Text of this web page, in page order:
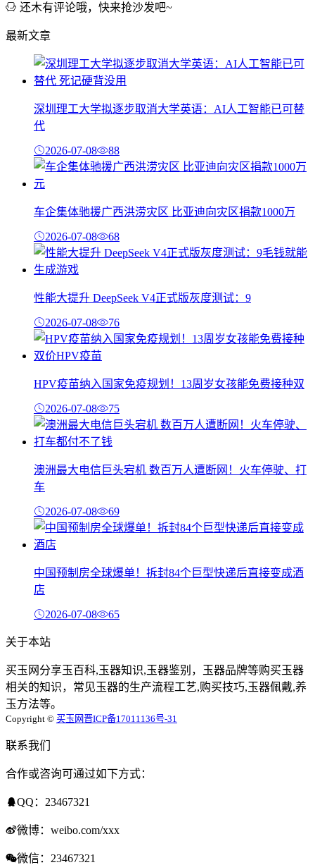
还木有评论哦，快来抢沙发吧~
最新文章
深圳理工大学拟逐步取消大学英语：AI人工智能已可替
代
2026-07-08 88
车企集体驰援广西洪涝灾区 比亚迪向灾区捐款1000万
2026-07-08 68
性能大提升 DeepSeek V4正式版灰度测试：9
2026-07-08 76
HPV疫苗纳入国家免疫规划！13周岁女孩能免费接种双
2026-07-08 75
澳洲最大电信巨头宕机 数百万人遭断网！火车停驶、打
车
2026-07-08 69
中国预制房全球爆单！拆封84个巨型快递后直接变成酒
店
2026-07-08 65
关于本站
买玉网分享玉百科,玉器知识,玉器鉴别，玉器品牌等购买玉器
相关的知识，常见玉器的生产流程工艺,购买技巧,玉器佩戴,养
玉方法等。
Copyright © 买玉网晋ICP备17011136号-31
联系我们
合作或咨询可通过如下方式：
QQ：23467321
微博：weibo.com/xxx
微信：23467321